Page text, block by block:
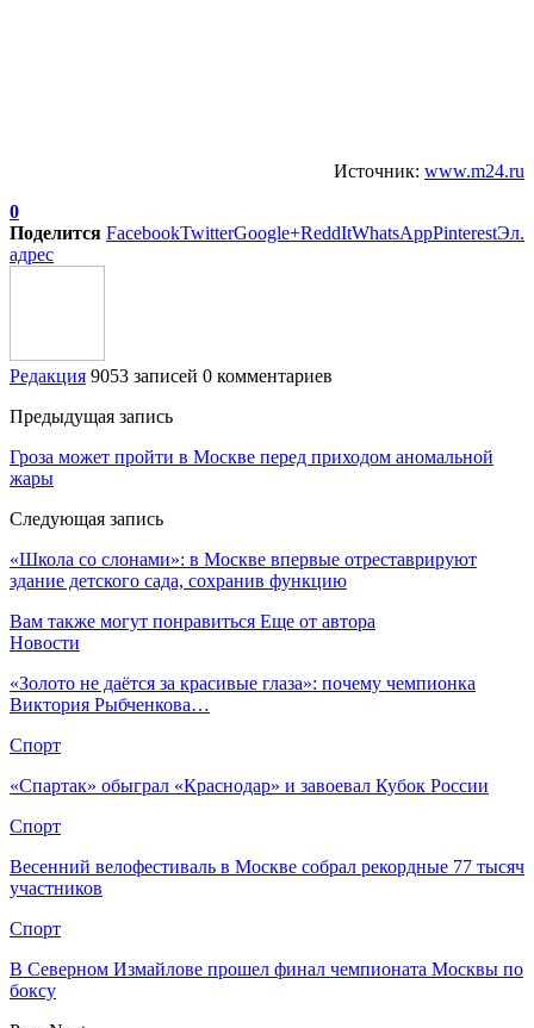
Источник: www.m24.ru
0
Поделится FacebookTwitterGoogle+ReddItWhatsAppPinterestЭл.
адрес
Редакция 9053 записей 0 комментариев
Предыдущая запись
Гроза может пройти в Москве перед приходом аномальной
жары
Следующая запись
«Школа со слонами»: в Москве впервые отреставрируют
здание детского сада, сохранив функцию
Вам также могут понравиться Еще от автора
Новости
«Золото не даётся за красивые глаза»: почему чемпионка
Виктория Рыбченкова…
Спорт
«Спартак» обыграл «Краснодар» и завоевал Кубок России
Спорт
Весенний велофестиваль в Москве собрал рекордные 77 тысяч
участников
Спорт
В Северном Измайлове прошел финал чемпионата Москвы по
боксу